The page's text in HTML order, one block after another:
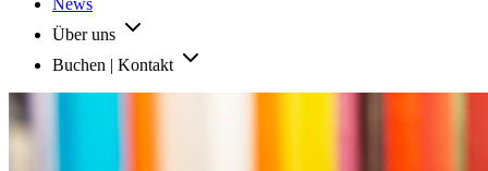
News
Über uns
Buchen | Kontakt